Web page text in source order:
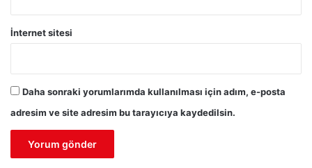
İnternet sitesi
Daha sonraki yorumlarımda kullanılması için adım, e-posta
adresim ve site adresim bu tarayıcıya kaydedilsin.